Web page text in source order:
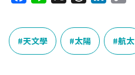
c
e
b
n
e
r
e
a
n
e
p
y
L
天文學 太陽 航太